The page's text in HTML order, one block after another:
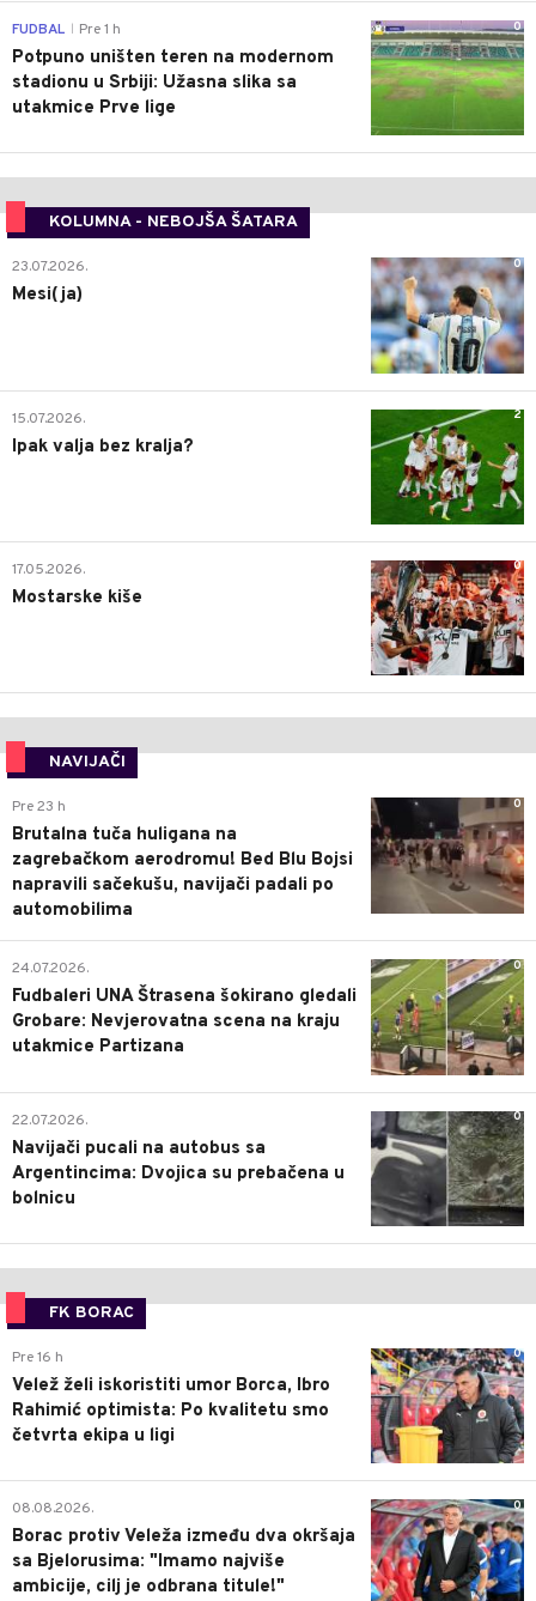
0
FUDBAL Pre 1 h
Potpuno uništen teren na modernom
stadionu u Srbiji: Užasna slika sa
utakmice Prve lige
KOLUMNA - NEBOJŠA ŠATARA
0
23.07.2026.
Mesi(ja)
2
15.07.2026.
Ipak valja bez kralja?
0
17.05.2026.
Mostarske kiše
NAVIJAČI
0
Pre 23 h
Brutalna tuča huligana na
zagrebačkom aerodromu! Bed Blu Bojsi
napravili sačekušu, navijači padali po
automobilima
0
24.07.2026.
Fudbaleri UNA Štrasena šokirano gledali
Grobare: Nevjerovatna scena na kraju
utakmice Partizana
0
22.07.2026.
Navijači pucali na autobus sa
Argentincima: Dvojica su prebačena u
bolnicu
FK BORAC
0
Pre 16 h
Velež želi iskoristiti umor Borca, Ibro
Rahimić optimista: Po kvalitetu smo
četvrta ekipa u ligi
0
08.08.2026.
Borac protiv Veleža između dva okršaja
sa Bjelorusima: "Imamo najviše
ambicije, cilj je odbrana titule!"